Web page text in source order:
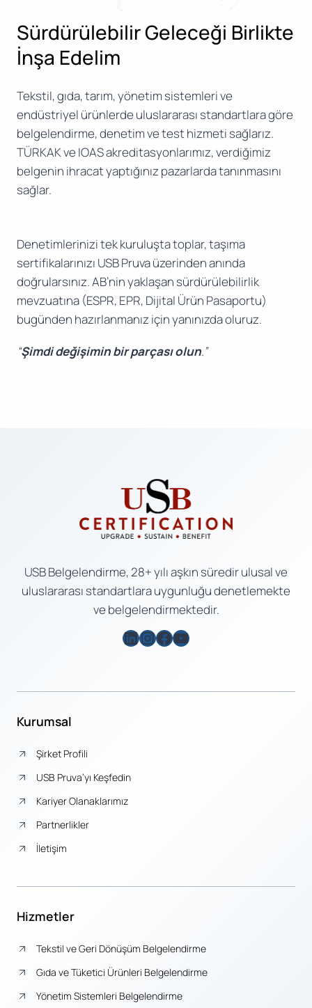
Sürdürülebilir Geleceği Birlikte
İnşa Edelim
Tekstil, gıda, tarım, yönetim sistemleri ve
endüstriyel ürünlerde uluslararası standartlara göre
belgelendirme, denetim ve test hizmeti sağlarız.
TÜRKAK ve IOAS akreditasyonlarımız, verdiğimiz
belgenin ihracat yaptığınız pazarlarda tanınmasını
sağlar.
Denetimlerinizi tek kuruluşta toplar, taşıma
sertifikalarınızı USB Pruva üzerinden anında
doğrularsınız. AB’nin yaklaşan sürdürülebilirlik
mevzuatına (ESPR, EPR, Dijital Ürün Pasaportu)
bugünden hazırlanmanız için yanınızda oluruz.
“Şimdi değişimin bir parçası olun.”
USB Belgelendirme, 28+ yılı aşkın süredir ulusal ve
uluslararası standartlara uygunluğu denetlemekte
ve belgelendirmektedir.
LinkedIn
Instagram
Facebook
YouTube
Kurumsal
Şirket Profili
USB Pruva’yı Keşfedin
Kariyer Olanaklarımız
Partnerlikler
İletişim
Hizmetler
Tekstil ve Geri Dönüşüm Belgelendirme
Gıda ve Tüketici Ürünleri Belgelendirme
Yönetim Sistemleri Belgelendirme